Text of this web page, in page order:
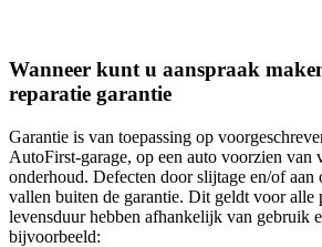
Wanneer kunt u aanspraak
reparatie garantie
Garantie is van toepassing op
AutoFirst-garage, op een auto voorzien van
onderhoud. Defecten door slijtage en/of aan
vallen buiten de garantie. Dit geldt voor alle
levensduur hebben afhankelijk van gebruik
bijvoorbeeld: